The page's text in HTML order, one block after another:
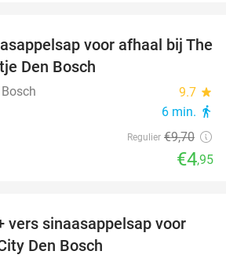
49%
voor afhaal bij The
Den Bosch
9.7 star
6 min. directions_walk
Regulier €9,70
€4,95
37%
vers sinaasappelsap voor
Den Bosch